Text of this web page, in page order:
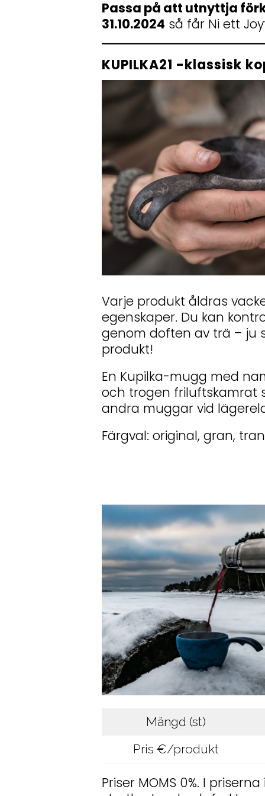
Passa på att utnyttja
31.10.2024 så får Ni ett
KUPILKA21 -klassisk
Varje produkt åldras
egenskaper. Du kan
genom doften av trä – ju
produkt!
En Kupilka-mugg med
och trogen friluftskamrat
andra muggar vid
Färgval: original, gran,
Mängd (st)
Pris €/produkt
Priser MOMS 0%. I